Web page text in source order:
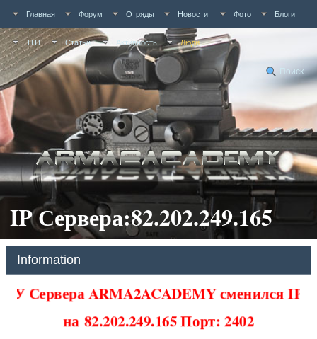
Главная Форум Отряды Новости Фото Блоги
ТНТ Статьи Активность Люди
Поиск
IP Сервера:82.202.249.165
Information
У Сервера ARMA2ACADEMY сменился IP
на82.202.249.165 Порт: 2402